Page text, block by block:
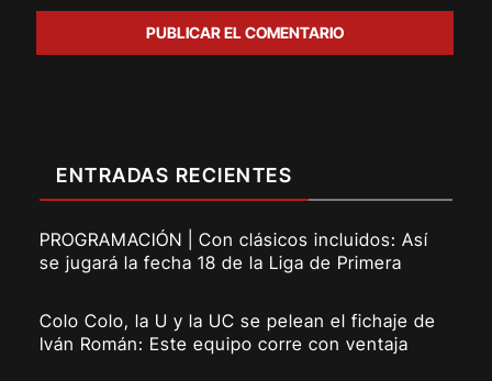
ENTRADAS RECIENTES
PROGRAMACIÓN | Con clásicos incluidos: Así
se jugará la fecha 18 de la Liga de Primera
Colo Colo, la U y la UC se pelean el fichaje de
Iván Román: Este equipo corre con ventaja